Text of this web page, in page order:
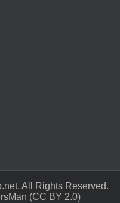
All Rights Reserved.‎
(CC BY 2.0)‎